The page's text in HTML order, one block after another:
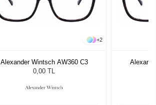
+2
Alexander Wintsch AW360 C3
0,00 TL